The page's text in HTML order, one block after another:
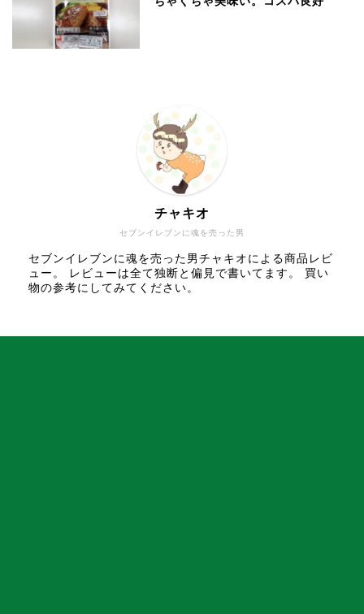
セブンイレブンに魂を売った男
チャキオ
セブンイレブンに魂を売った男チャキオによる商品レビ
ュー。 レビューは全て独断と偏見で書いてます。 買い
物の参考にしてみてください。